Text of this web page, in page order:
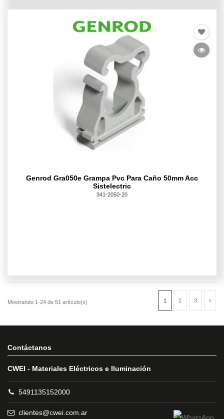
Genrod Gra050e Grampa Pvc Para Caño 50mm Acc
Sistelectric
341-2050-20
Contáctanos
CWEI - Materiales Eléctricos e Iluminación
5491135152000
clientes@cwei.com.ar